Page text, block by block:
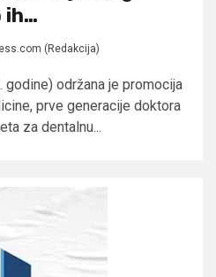
ih…
(Redakcija)
održana je promocija
prve generacije doktora
za dentalnu...